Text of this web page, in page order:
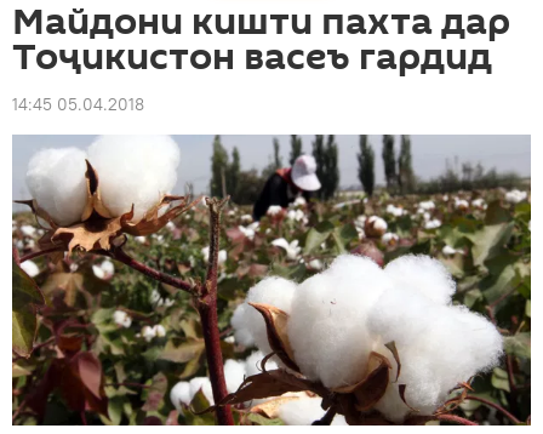
Майдони кишти пахта дар
Тоҷикистон васеъ гардид
14:45 05.04.2018